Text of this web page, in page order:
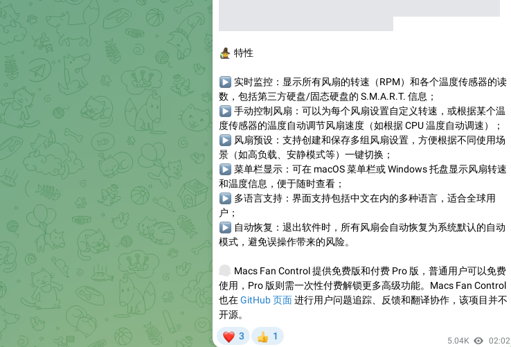
🧙
特性
▶实时监控：显示所有风扇的转速（RPM）和各个温度传感器的读
数，包括第三方硬盘/固态硬盘的 S.M.A.R.T. 信息；
▶手动控制风扇 ：可以为每个风扇设置自定义转速，或根据某个温
度传感器的温度自动调节风扇速度（如根据 CPU 温度自动调速）；
▶风扇预设：支持创建和保存多组风扇设置，方便根据不同使用场
景（如高负载、安静模式等）一键切换；
▶菜单栏显示：可在 macOS 菜单栏或 Windows 托盘显示风扇转速
和温度信息，便于随时查看；
▶多语言支持：界面支持包括中文在内的多种语言，适合全球用
户；
▶自动恢复 ：退出软件时，所有风扇会自动恢复为系统默认的自动
模式，避免误操作带来的风险。
💰Macs Fan Control 提供免费版和付费 Pro 版，普通用户可以免费
使用，Pro 版则需一次性付费解锁更多高级功能。Macs Fan Control
也在GitHub 页面 进行用户问题追踪、反馈和翻译协作，该项目并不
开源。
❤
3
👍
1 5.04K 02:02